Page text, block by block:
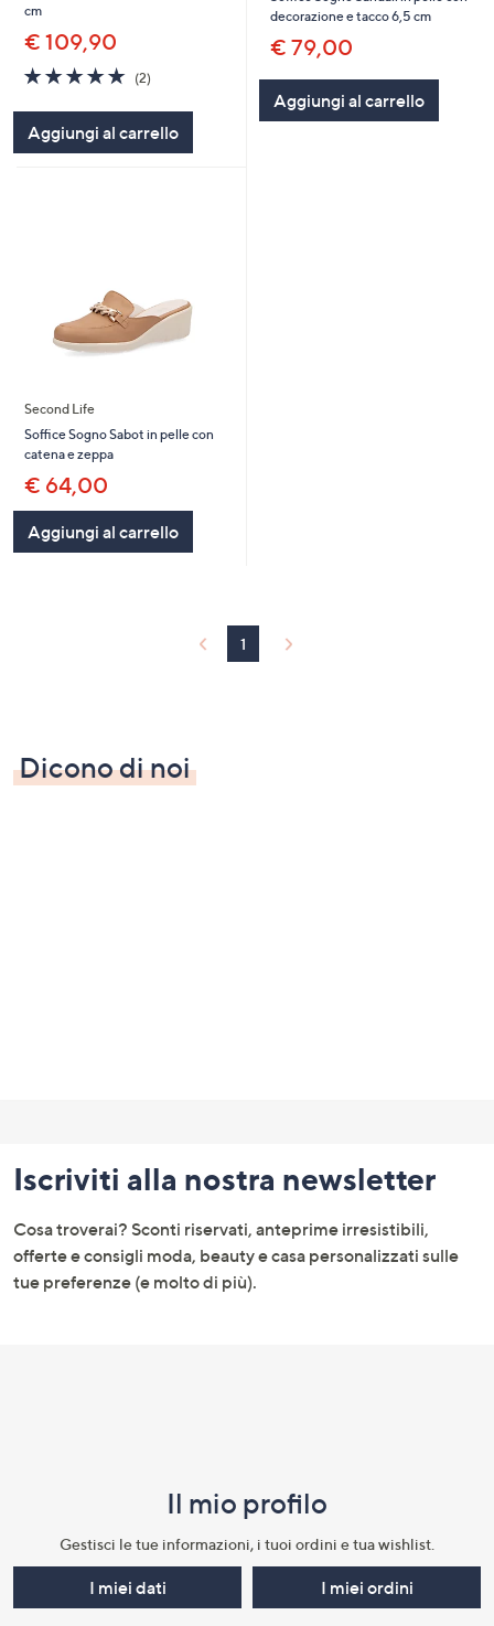
cm
€ 109,90
5.0
of
5
Stars
(2)
Aggiungi al carrello
decorazione e tacco 6,5 cm
€ 79,00
Aggiungi al carrello
Second Life
Soffice Sogno Sabot in pelle con
catena e zeppa
€ 64,00
Aggiungi al carrello
1
Dicono di noi
menu
e
informazioni
Iscriviti alla nostra newsletter
Cosa troverai? Sconti riservati, anteprime irresistibili,
offerte e consigli moda, beauty e casa personalizzati sulle
tue preferenze (e molto di più).
Il mio profilo​
Gestisci le tue informazioni, i tuoi ordini e tua wishlist.​
I miei dati I miei ordini